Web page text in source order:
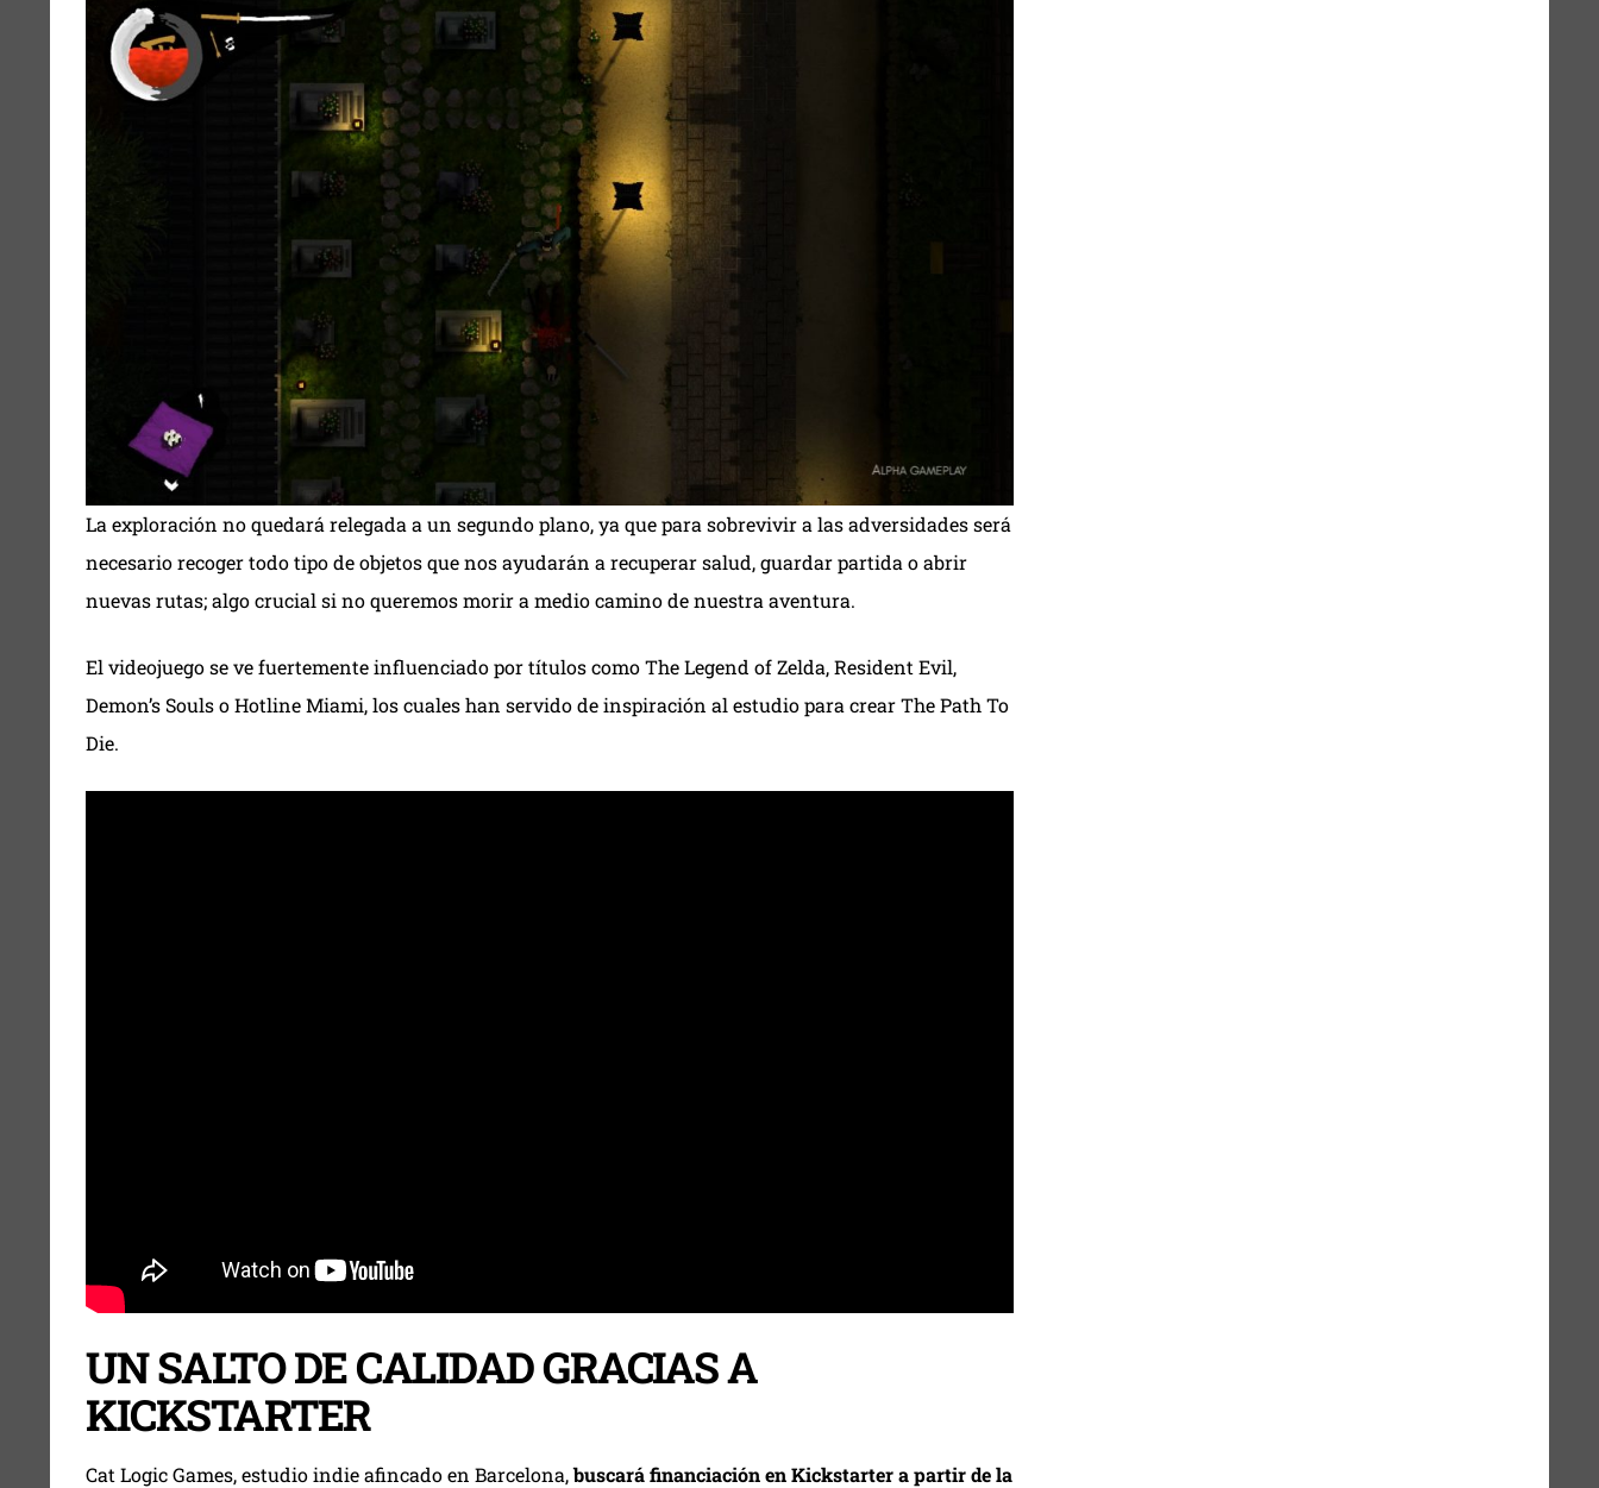
La exploración no quedará relegada a un segundo plano, ya que para sobrevivir a las adversidades será
necesario recoger todo tipo de objetos que nos ayudarán a recuperar salud, guardar partida o abrir
nuevas rutas; algo crucial si no queremos morir a medio camino de nuestra aventura.
El videojuego se ve fuertemente influenciado por títulos como The Legend of Zelda, Resident Evil,
Demon’s Souls o Hotline Miami, los cuales han servido de inspiración al estudio para crear The Path To
Die.
UN SALTO DE CALIDAD GRACIAS A
KICKSTARTER
Cat Logic Games, estudio indie afincado en Barcelona,buscará financiación en Kickstarter a partir de la